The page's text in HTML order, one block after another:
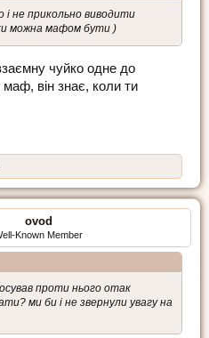
не прикольно виводити
можна мафом бути )
чуйко одне до
він знає, коли ти
ovod
Known Member
проти нього отак
ми би і не звернули увагу на